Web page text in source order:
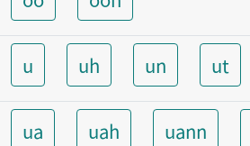
u uh un ut
ua uah uann